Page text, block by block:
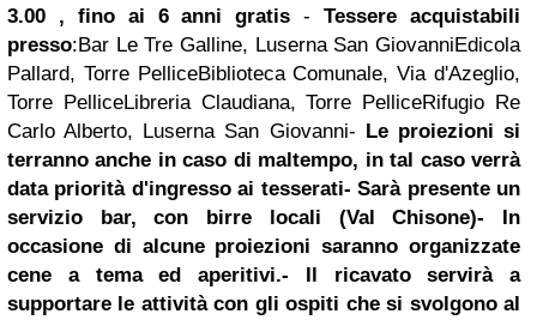
3.00 , fino ai 6 anni gratis-Tessere acquistabili
presso: Bar Le Tre Galline, Luserna San Giovanni Edicola
Pallard, Torre PelliceBiblioteca Comunale, Via d'Azeglio,
Torre PelliceLibreria Claudiana, Torre PelliceRifugio Re
Carlo Alberto, Luserna San Giovanni-
Le proiezioni si
terranno anche in caso di maltempo, in tal caso verrà
data priorità d'ingresso ai tesserati- Sarà presente un
servizio bar, con birre locali (Val Chisone)- In
occasione di alcune proiezioni saranno organizzate
cene a tema ed aperitivi.- Il ricavato servirà a
supportare le attività con gli ospiti che si svolgono al